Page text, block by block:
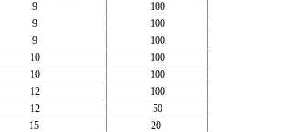
9
100
9
100
9
100
10
100
10
100
12
100
12
50
15
20